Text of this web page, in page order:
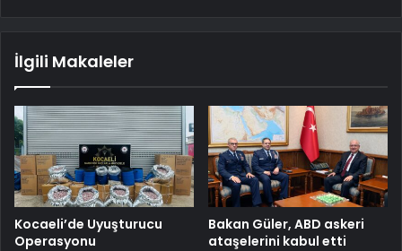
İlgili Makaleler
Kocaeli’de Uyuşturucu
Operasyonu
Bakan Güler, ABD askeri
ataşelerini kabul etti